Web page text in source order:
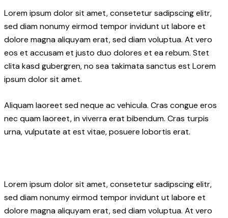
Lorem ipsum dolor sit amet, consetetur sadipscing elitr,
sed diam nonumy eirmod tempor invidunt ut labore et
dolore magna aliquyam erat, sed diam voluptua. At vero
eos et accusam et justo duo dolores et ea rebum. Stet
clita kasd gubergren, no sea takimata sanctus est Lorem
ipsum dolor sit amet.
Aliquam laoreet sed neque ac vehicula. Cras congue eros
nec quam laoreet, in viverra erat bibendum. Cras turpis
urna, vulputate at est vitae, posuere lobortis erat.
Lorem ipsum dolor sit amet, consetetur sadipscing elitr,
sed diam nonumy eirmod tempor invidunt ut labore et
dolore magna aliquyam erat, sed diam voluptua. At vero